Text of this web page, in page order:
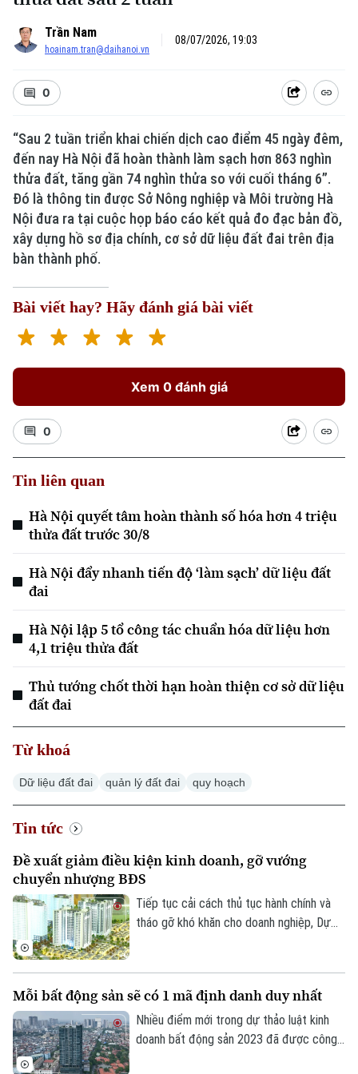
Trần Nam
hoainam.tran@daihanoi.vn
08/07/2026, 19:03
0
“Sau 2 tuần triển khai chiến dịch cao điểm 45 ngày đêm,
đến nay Hà Nội đã hoàn thành làm sạch hơn 863 nghìn
thửa đất, tăng gần 74 nghìn thửa so với cuối tháng 6”.
Đó là thông tin được Sở Nông nghiệp và Môi trường Hà
Nội đưa ra tại cuộc họp báo cáo kết quả đo đạc bản đồ,
xây dựng hồ sơ địa chính, cơ sở dữ liệu đất đai trên địa
bàn thành phố.
Bài viết hay? Hãy đánh giá bài viết
Xem 0 đánh giá
0
Tin liên quan
Hà Nội quyết tâm hoàn thành số hóa hơn 4 triệu
thửa đất trước 30/8
Hà Nội đẩy nhanh tiến độ ‘làm sạch’ dữ liệu đất
đai
Hà Nội lập 5 tổ công tác chuẩn hóa dữ liệu hơn
4,1 triệu thửa đất
Thủ tướng chốt thời hạn hoàn thiện cơ sở dữ liệu
đất đai
Từ khoá
Dữ liệu đất đai quản lý đất đai quy hoạch
Tin tức
Đề xuất giảm điều kiện kinh doanh, gỡ vướng
chuyển nhượng BĐS
Tiếp tục cải cách thủ tục hành chính và
tháo gỡ khó khăn cho doanh nghiệp, Dự
nhượng dự án.
Mỗi bất động sản sẽ có 1 mã định danh duy nhất
Nhiều điểm mới trong dự thảo luật kinh
doanh bất động sản 2023 đã được công